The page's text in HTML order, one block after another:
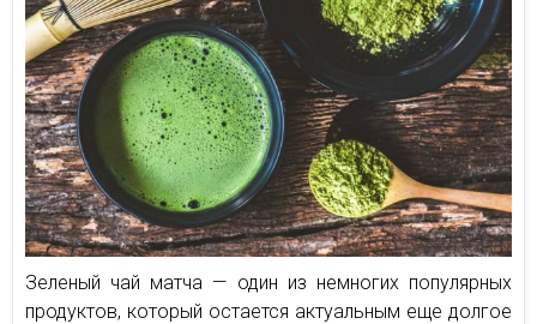
Зеленый чай матча — один из немногих популярных
продуктов, который остается актуальным еще долгое